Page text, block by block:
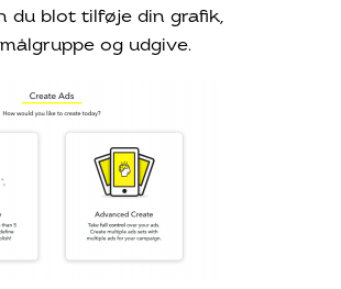
du blot tilføje din grafik,
og udgive.